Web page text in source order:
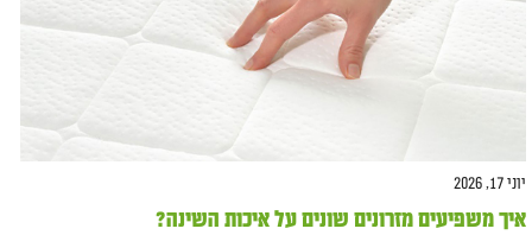
יוני 17, 2026
איך משפיעים מזרונים שונים על איכות השינה?